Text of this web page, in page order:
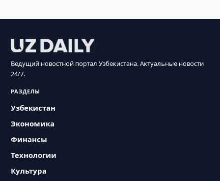
Ведущий новостной портал Узбекистана. Актуальные новости
24/7.
РАЗДЕЛЫ
Узбекистан
Экономика
Финансы
Технологии
Культура